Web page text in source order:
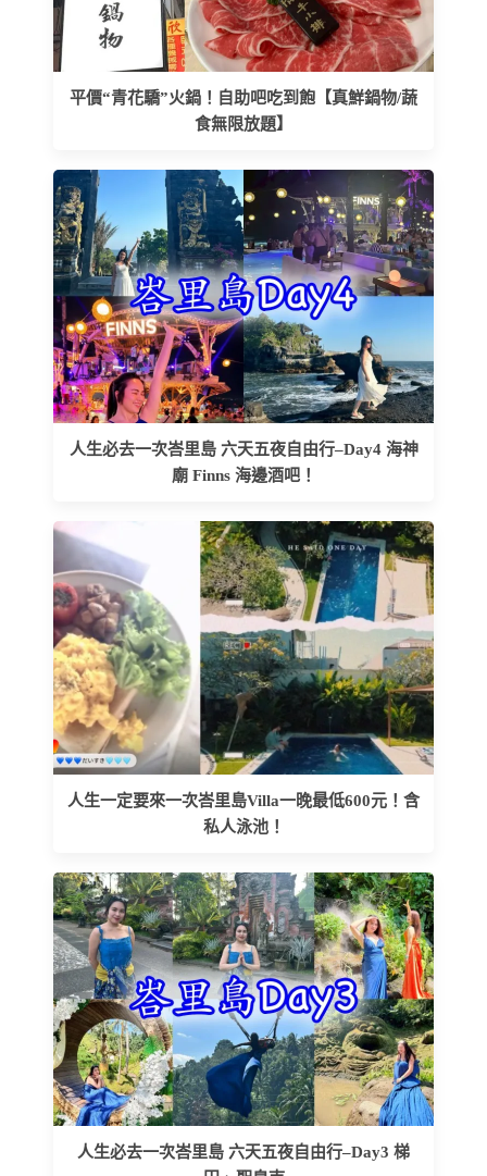
平價“青花驕”火鍋！自助吧吃到飽【真鮮鍋物/蔬
食無限放題】
人生必去一次峇里島 六天五夜自由行–Day4 海神
廟 Finns 海邊酒吧！
人生一定要來一次峇里島Villa一晚最低600元！含
私人泳池！
人生必去一次峇里島 六天五夜自由行–Day3 梯